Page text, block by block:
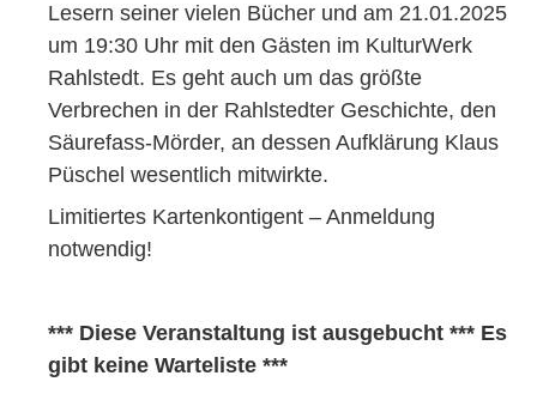
Lesern seiner vielen Bücher und am 21.01.2025
um 19:30 Uhr mit den Gästen im KulturWerk
Rahlstedt. Es geht auch um das größte
Verbrechen in der Rahlstedter Geschichte, den
Säurefass-Mörder, an dessen Aufklärung Klaus
Püschel wesentlich mitwirkte.
Limitiertes Kartenkontigent – Anmeldung
notwendig!
*** Diese Veranstaltung ist ausgebucht *** Es
gibt keine Warteliste ***